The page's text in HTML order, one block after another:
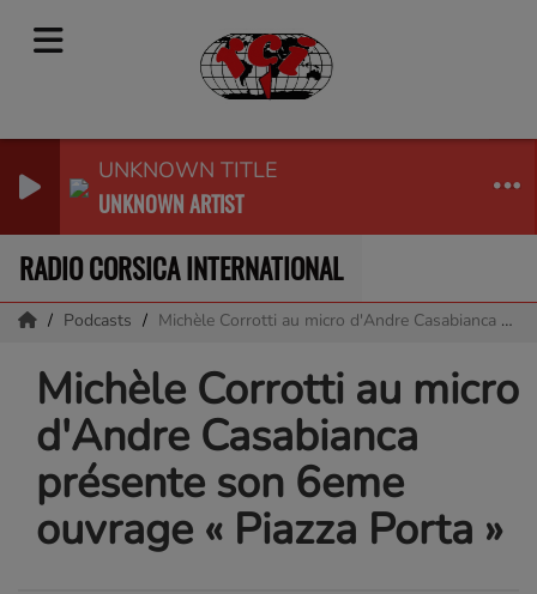
UNKNOWN TITLE
UNKNOWN ARTIST
RADIO CORSICA INTERNATIONAL
Podcasts Michèle Corrotti au micro d'Andre Casabianca présente son 6eme ouvrage « Piazza Porta »
Michèle Corrotti au micro
d'Andre Casabianca
présente son 6eme
ouvrage « Piazza Porta »